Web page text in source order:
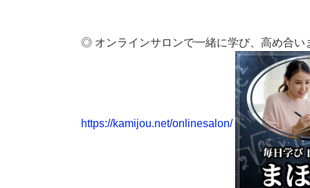
◎ オンラインサロンで一緒に学び、高め合い
https://kamijou.net/onlinesalon/